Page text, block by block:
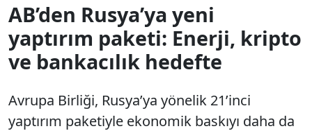
AB’den Rusya’ya yeni
yaptırım paketi: Enerji, kripto
ve bankacılık hedefte
Avrupa Birliği, Rusya’ya yönelik 21’inci
yaptırım paketiyle ekonomik baskıyı daha da